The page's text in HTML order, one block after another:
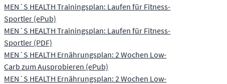
MEN´S HEALTH Trainingsplan: Laufen für Fitness-
Sportler (ePub)
MEN´S HEALTH Trainingsplan: Laufen für Fitness-
Sportler (PDF)
MEN´S HEALTH Ernährungsplan: 2 Wochen Low-
Carb zum Ausprobieren (ePub)
MEN´S HEALTH Ernährungsplan: 2 Wochen Low-